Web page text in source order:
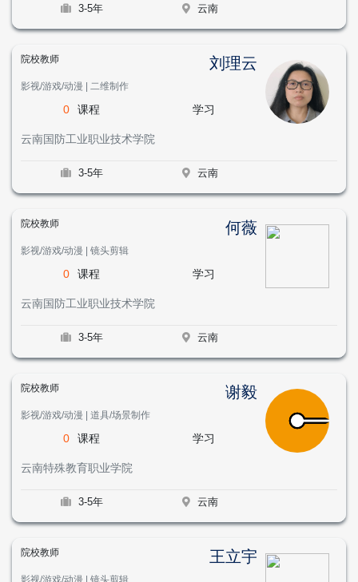
3-5年 云南
院校教师 刘理云
影视/游戏/动漫 | 二维制作
0 课程 学习
云南国防工业职业技术学院
3-5年 云南
院校教师 何薇
影视/游戏/动漫 | 镜头剪辑
0 课程 学习
云南国防工业职业技术学院
3-5年 云南
院校教师 谢毅
影视/游戏/动漫 | 道具/场景制作
0 课程 学习
云南特殊教育职业学院
3-5年 云南
院校教师 王立宇
影视/游戏/动漫 | 镜头剪辑